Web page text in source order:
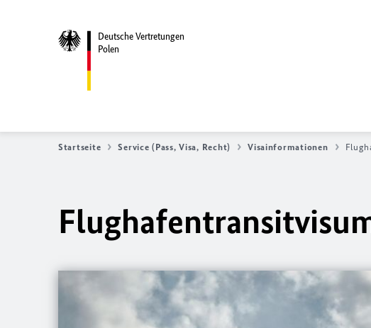
Deutsche Vertretungen
Polen
Startseite Service (Pass, Visa, Recht) Visainformationen